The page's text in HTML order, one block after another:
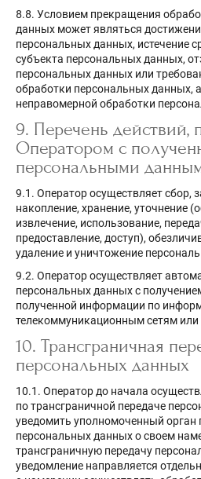
8.8. Условием прекращения
данных может являться
персональных данных, истечение
субъекта персональных данных,
персональных данных или
обработки персональных данных,
неправомерной обработки
9. Перечень действий,
Оператором с
персональными
9.1. Оператор осуществляет сбор,
накопление, хранение, уточнение
извлечение, использование,
предоставление, доступ),
удаление и уничтожение
9.2. Оператор осуществляет
персональных данных с
полученной информации по
телекоммуникационным сетям или
10. Трансграничная
персональных данных
10.1. Оператор до начала
по трансграничной передаче
уведомить уполномоченный орган
персональных данных о своем
трансграничную передачу
уведомление направляется